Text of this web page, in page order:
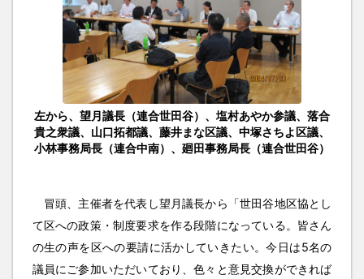
左から、望月議長（連合世田谷）、塩村あやか参議、落合
貴之衆議、山口拓都議、藤井まな区議、中塚さちよ区議、
小林事務局長（連合中南）、廻田事務局長（連合世田谷）
冒頭、主催者を代表し望月議長から「世田谷地区協とし
て区への政策・制度要求を作る段階になっている。皆さん
の生の声を区への要請に活かしていきたい。今日は5名の
議員にご参加いただいており、色々と意見交換ができれば